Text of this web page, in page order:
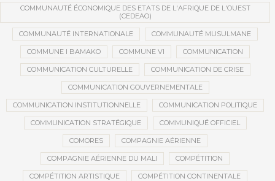
COMMUNAUTÉ ÉCONOMIQUE DES ETATS DE L'AFRIQUE DE L'OUEST
(CEDEAO)
COMMUNAUTÉ INTERNATIONALE COMMUNAUTÉ MUSULMANE
COMMUNE I BAMAKO COMMUNE VI COMMUNICATION
COMMUNICATION CULTURELLE COMMUNICATION DE CRISE
COMMUNICATION GOUVERNEMENTALE
COMMUNICATION INSTITUTIONNELLE COMMUNICATION POLITIQUE
COMMUNICATION STRATÉGIQUE COMMUNIQUÉ OFFICIEL
COMORES COMPAGNIE AÉRIENNE
COMPAGNIE AÉRIENNE DU MALI COMPÉTITION
COMPÉTITION ARTISTIQUE COMPÉTITION CONTINENTALE